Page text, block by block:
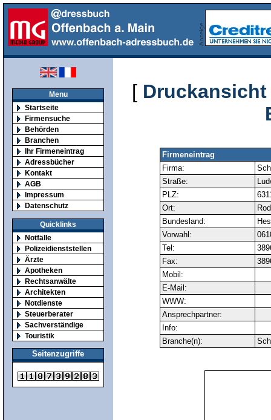
Menu
Startseite
Firmensuche
Behörden
Branchen
Ihr Firmeneintrag
Adressbücher
Kontakt
AGB
Impressum
Datenschutz
Quicklinks
Notfälle
Polizeidienststellen
Ärzte
Apotheken
Rechtsanwälte
Architekten
Notdienste
Steuerberater
Sachverständige
Touristik
Seitenzugriffe
[ Druckansicht
Firmeneintrag
Firma:
Straße:
PLZ:
Ort:
Bundesland:
Vorwahl:
Tel:
Fax:
Mobil:
E-Mail:
WWW:
Ansprechpartner:
Info:
Branche(n):